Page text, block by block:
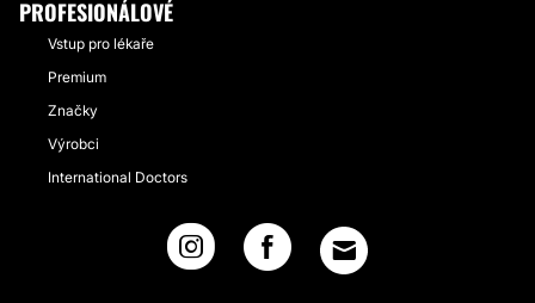
PROFESIONÁLOVÉ
Vstup pro lékaře
Premium
Značky
Výrobci
International Doctors